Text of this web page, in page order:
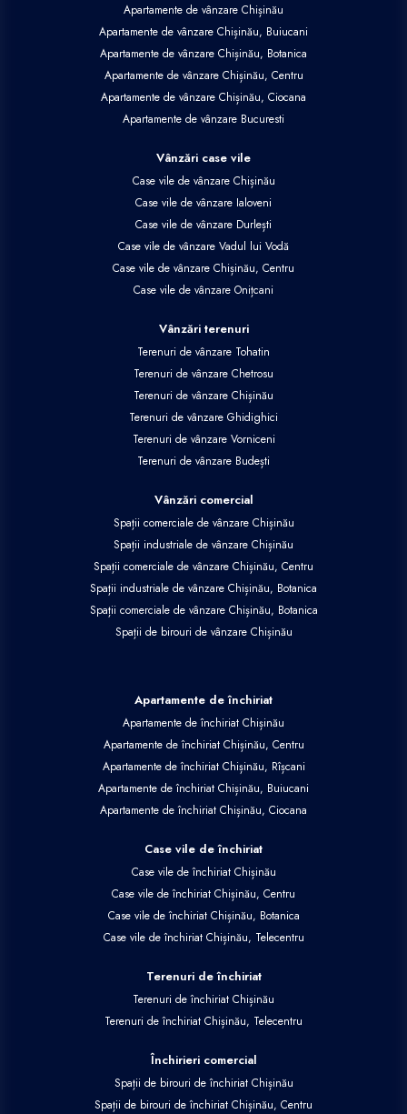
Apartamente de vânzare Chișinău
Apartamente de vânzare Chișinău, Buiucani
Apartamente de vânzare Chișinău, Botanica
Apartamente de vânzare Chișinău, Centru
Apartamente de vânzare Chișinău, Ciocana
Apartamente de vânzare Bucuresti
Vânzări case vile
Case vile de vânzare Chișinău
Case vile de vânzare Ialoveni
Case vile de vânzare Durlești
Case vile de vânzare Vadul lui Vodă
Case vile de vânzare Chișinău, Centru
Case vile de vânzare Onițcani
Vânzări terenuri
Terenuri de vânzare Tohatin
Terenuri de vânzare Chetrosu
Terenuri de vânzare Chișinău
Terenuri de vânzare Ghidighici
Terenuri de vânzare Vorniceni
Terenuri de vânzare Budești
Vânzări comercial
Spații comerciale de vânzare Chișinău
Spații industriale de vânzare Chișinău
Spații comerciale de vânzare Chișinău, Centru
Spații industriale de vânzare Chișinău, Botanica
Spații comerciale de vânzare Chișinău, Botanica
Spații de birouri de vânzare Chișinău
Apartamente de închiriat
Apartamente de închiriat Chișinău
Apartamente de închiriat Chișinău, Centru
Apartamente de închiriat Chișinău, Rîșcani
Apartamente de închiriat Chișinău, Buiucani
Apartamente de închiriat Chișinău, Ciocana
Case vile de închiriat
Case vile de închiriat Chișinău
Case vile de închiriat Chișinău, Centru
Case vile de închiriat Chișinău, Botanica
Case vile de închiriat Chișinău, Telecentru
Terenuri de închiriat
Terenuri de închiriat Chișinău
Terenuri de închiriat Chișinău, Telecentru
Închirieri comercial
Spații de birouri de închiriat Chișinău
Spații de birouri de închiriat Chișinău, Centru